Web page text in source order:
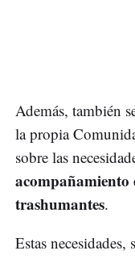
Además, también
la propia
sobre las
acompañamiento
trashumantes.
Estas